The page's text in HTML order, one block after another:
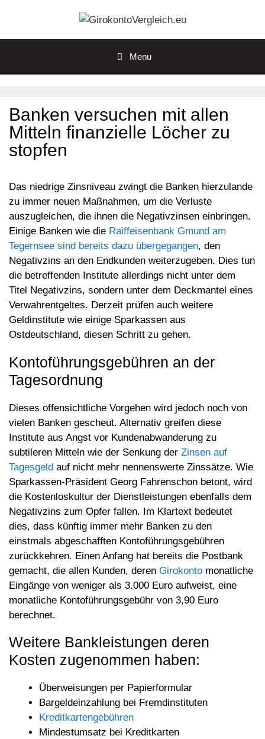
springen
Menu
Banken versuchen mit allen
Mitteln finanzielle Löcher zu
stopfen
Das niedrige Zinsniveau zwingt die Banken hierzulande
zu immer neuen Maßnahmen, um die Verluste
auszugleichen, die ihnen die Negativzinsen einbringen.
Einige Banken wie die Raiffeisenbank Gmund am
Tegernsee sind bereits dazu übergegangen, den
Negativzins an den Endkunden weiterzugeben. Dies tun
die betreffenden Institute allerdings nicht unter dem
Titel Negativzins, sondern unter dem Deckmantel eines
Verwahrentgeltes. Derzeit prüfen auch weitere
Geldinstitute wie einige Sparkassen aus
Ostdeutschland, diesen Schritt zu gehen.
Kontoführungsgebühren an der
Tagesordnung
Dieses offensichtliche Vorgehen wird jedoch noch von
vielen Banken gescheut. Alternativ greifen diese
Institute aus Angst vor Kundenabwanderung zu
subtileren Mitteln wie der Senkung der Zinsen auf
Tagesgeld auf nicht mehr nennenswerte Zinssätze. Wie
Sparkassen-Präsident Georg Fahrenschon betont, wird
die Kostenloskultur der Dienstleistungen ebenfalls dem
Negativzins zum Opfer fallen. Im Klartext bedeutet
dies, dass künftig immer mehr Banken zu den
einstmals abgeschafften Kontoführungsgebühren
zurückkehren. Einen Anfang hat bereits die Postbank
gemacht, die allen Kunden, deren Girokonto monatliche
Eingänge von weniger als 3.000 Euro aufweist, eine
monatliche Kontoführungsgebühr von 3,90 Euro
berechnet.
Weitere Bankleistungen deren
Kosten zugenommen haben:
Überweisungen per Papierformular
Bargeldeinzahlung bei Fremdinstituten
Kreditkartengebühren
Mindestumsatz bei Kreditkarten